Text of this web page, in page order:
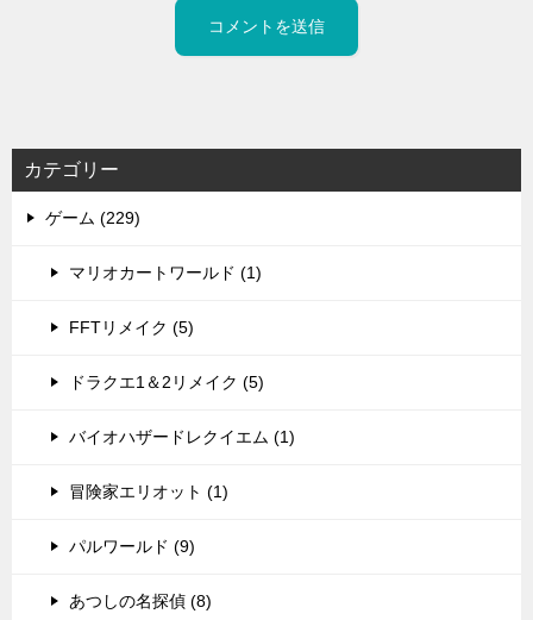
カテゴリー
ゲーム (229)
マリオカートワールド (1)
FFTリメイク (5)
ドラクエ1＆2リメイク (5)
バイオハザードレクイエム (1)
冒険家エリオット (1)
パルワールド (9)
あつしの名探偵 (8)